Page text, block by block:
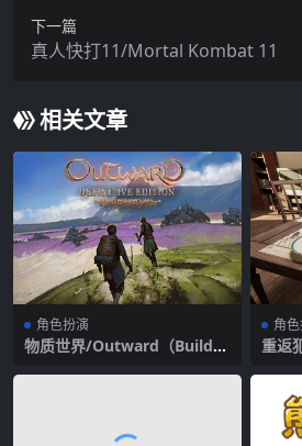
下一篇
真人快打11/Mortal Kombat 11
相关文章
角色扮演
物质世界/Outward（Build20
角
重返